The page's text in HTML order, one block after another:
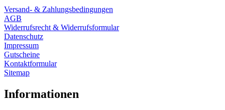
Versand- & Zahlungsbedingungen
AGB
Widerrufsrecht & Widerrufsformular
Datenschutz
Impressum
Gutscheine
Kontaktformular
Sitemap
Informationen